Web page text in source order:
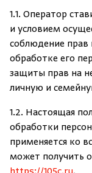
Аксессуары
Комплектующие
Отопление
Для хаммама
1.1. Оператор
и условием
соблюдение прав
обработке его
защиты прав на
личную и
1.2. Настоящая
обработки
применяется ко
может получить